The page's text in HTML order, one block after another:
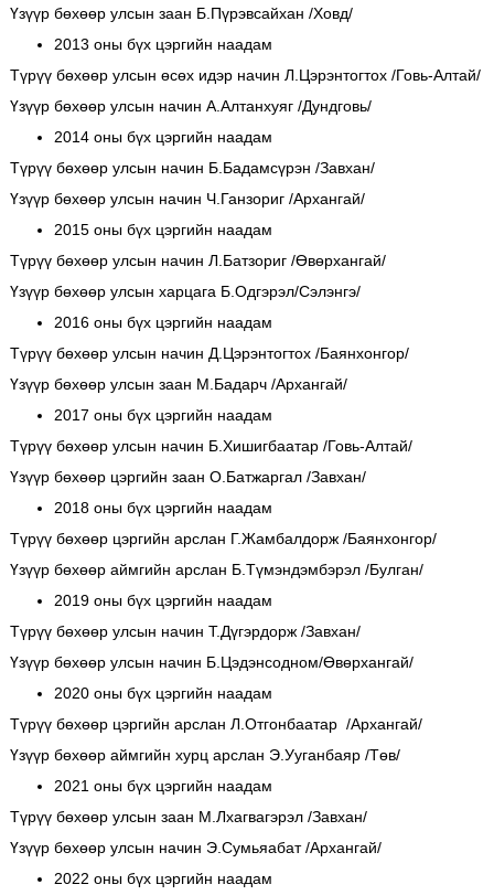
Үзүүр бөхөөр улсын заан Б.Пүрэвсайхан /Ховд/
2013 оны бүх цэргийн наадам
Түрүү бөхөөр улсын өсөх идэр начин Л.Цэрэнтогтох /Говь-Алтай/
Үзүүр бөхөөр улсын начин А.Алтанхуяг /Дундговь/
2014 оны бүх цэргийн наадам
Түрүү бөхөөр улсын начин Б.Бадамсүрэн /Завхан/
Үзүүр бөхөөр улсын начин Ч.Ганзориг /Архангай/
2015 оны бүх цэргийн наадам
Түрүү бөхөөр улсын начин Л.Батзориг /Өвөрхангай/
Үзүүр бөхөөр улсын харцага Б.Одгэрэл/Сэлэнгэ/
2016 оны бүх цэргийн наадам
Түрүү бөхөөр улсын начин Д.Цэрэнтогтох /Баянхонгор/
Үзүүр бөхөөр улсын заан М.Бадарч /Архангай/
2017 оны бүх цэргийн наадам
Түрүү бөхөөр улсын начин Б.Хишигбаатар /Говь-Алтай/
Үзүүр бөхөөр цэргийн заан О.Батжаргал /Завхан/
2018 оны бүх цэргийн наадам
Түрүү бөхөөр цэргийн арслан Г.Жамбалдорж /Баянхонгор/
Үзүүр бөхөөр аймгийн арслан Б.Түмэндэмбэрэл /Булган/
2019 оны бүх цэргийн наадам
Түрүү бөхөөр улсын начин Т.Дүгэрдорж /Завхан/
Үзүүр бөхөөр улсын начин Б.Цэдэнсодном/Өвөрхангай/
2020 оны бүх цэргийн наадам
Түрүү бөхөөр цэргийн арслан Л.Отгонбаатар /Архангай/
Үзүүр бөхөөр аймгийн хурц арслан Э.Ууганбаяр /Төв/
2021 оны бүх цэргийн наадам
Түрүү бөхөөр улсын заан М.Лхагвагэрэл /Завхан/
Үзүүр бөхөөр улсын начин Э.Сумьяабат /Архангай/
2022 оны бүх цэргийн наадам